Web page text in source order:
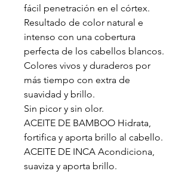
fácil penetración en el córtex.
Resultado de color natural e
intenso con una cobertura
perfecta de los cabellos blancos.
Colores vivos y duraderos por
más tiempo con extra de
suavidad y brillo.
Sin picor y sin olor.
ACEITE DE BAMBOO Hidrata,
fortifica y aporta brillo al cabello.
ACEITE DE INCA Acondiciona,
suaviza y aporta brillo.